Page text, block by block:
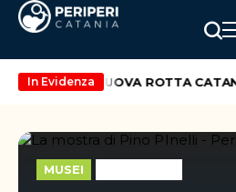
In EvidenzaLA NUOVA ROTTA
MUSEI